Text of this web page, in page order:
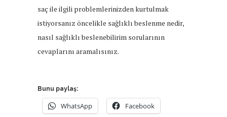
saç ile ilgili problemlerinizden kurtulmak
istiyorsanız öncelikle sağlıklı beslenme nedir,
nasıl sağlıklı beslenebilirim sorularının
cevaplarını aramalısınız.
Bunu paylaş:
WhatsApp Facebook